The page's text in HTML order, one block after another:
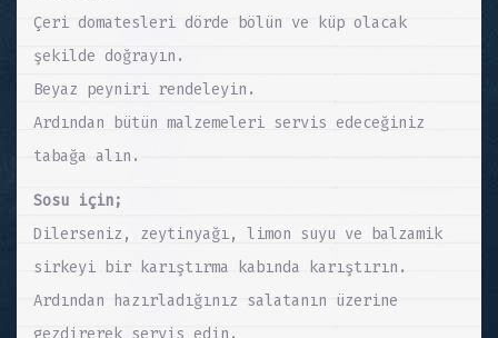
Çeri domatesleri dörde bölün ve küp olacak
şekilde doğrayın.
Beyaz peyniri rendeleyin.
Ardından bütün malzemeleri servis edeceğiniz
tabağa alın.
Sosu için;
Dilerseniz, zeytinyağı, limon suyu ve balzamik
sirkeyi bir karıştırma kabında karıştırın.
Ardından hazırladığınız salatanın üzerine
gezdirerek servis edin.